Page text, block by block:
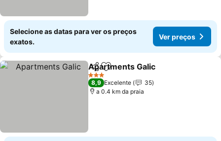
Selecione as datas para ver os preços
exatos.
Ver preços
PartilharAdicionar aos favoritos
Apartments Galic
3 Estrelas
8,9 Excelente
35
a 0.4 km da praia